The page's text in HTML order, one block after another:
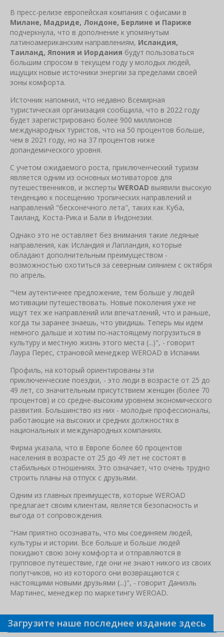
В пресс-релизе европейская компания с офисами в
Милане, Мадриде, Лондоне, Берлине и Париже
подчеркнула, что в дополнение к упомянутым
латиноамериканским направлениям, Исландия,
Таиланд, Япония и Иордания будут пользоваться
большим спросом в текущем году у молодых людей,
ищущих новые источники энергии за пределами своей
зоны комфорта.
Источник напомнил, что недавно Всемирная
туристическая организация сообщила, что в 2022 году
будет зарегистрировано более 900 миллионов
международных туристов, что на 50 процентов больше,
чем в 2021 году, но на 37 процентов ниже
допандемического уровня.
С учетом ожидаемого роста, приключенческий туризм
является одним из основных мотиваторов для
путешественников, и эксперты WEROAD выявили высокую
тенденцию к посещению тропических направлений и
направлений "бесконечного лета", таких как Куба,
Таиланд, Коста-Рика и Бали в Индонезии.
Однако это не оставляет без внимания такие ледяные
направления, как Исландия и Лапландия, которые
обладают дополнительным преимуществом -
возможностью охотиться за северным сиянием с октября
по апрель.
"Чем аутентичнее предложение, тем больше у людей
мотивации путешествовать. Новые поколения уже не
ищут тех же направлений или впечатлений, что и раньше,
когда ты заранее знаешь, что увидишь. Теперь мы идем
немного дальше и хотим по-настоящему погрузиться в
культуру и местную жизнь этого места (...)", - говорит
Лаура Перес, страновой менеджер WEROAD в Испании.
Профиль, на который ориентированы эти
приключенческие поездки, - это люди в возрасте от 25 до
49 лет, со значительным присутствием женщин (более 70
процентов) и со средне-высоким уровнем экономического
развития. Большинство из них - молодые профессионалы,
работающие на высоких и средних должностях в
национальных и международных компаниях.
Фирма указала, что в Европе более 60 процентов
населения в возрасте от 25 до 49 лет не состоят в
стабильных отношениях. Это означает, что очень трудно
строить планы на отпуск с друзьями.
Одним из главных преимуществ, которые WEROAD
предлагает своим клиентам, является безопасность и
выгода от сопровождения.
"Нам приятно осознавать, что мы соединяем людей,
культуры и истории. Все больше и больше людей
покидают свою зону комфорта и отправляются в
групповое путешествие, где они не знают никого из своих
попутчиков, но из которого они возвращаются с
настоящими новыми друзьями (...)", - говорит Даниэль
Мартинес, менеджер по маркетингу WEROAD.
Связанные новости
Загрузите наше последнее издание здесь